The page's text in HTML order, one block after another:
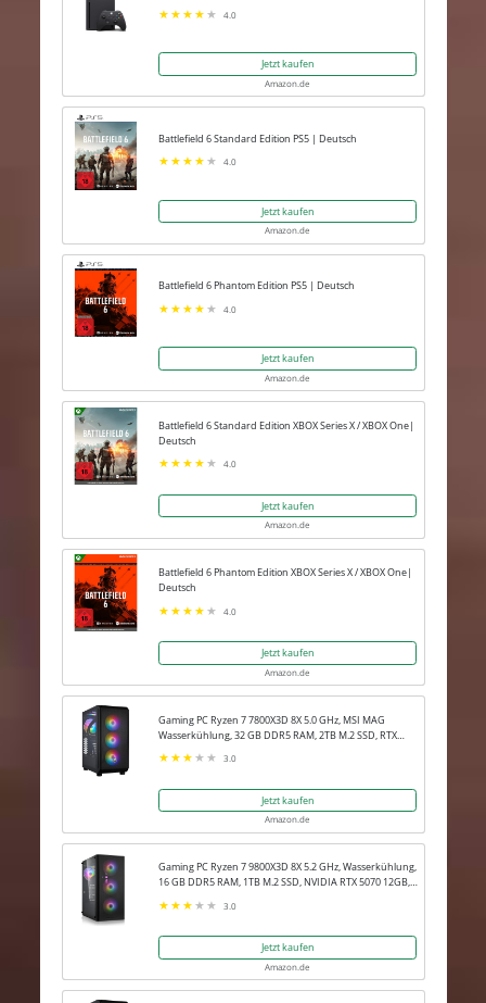
4.0
Jetzt kaufen
Amazon.de
Battlefield 6 Standard Edition PS5 | Deutsch
4.0
Jetzt kaufen
Amazon.de
Battlefield 6 Phantom Edition PS5 | Deutsch
4.0
Jetzt kaufen
Amazon.de
Battlefield 6 Standard Edition XBOX Series X / XBOX One|
Deutsch
4.0
Jetzt kaufen
Amazon.de
Battlefield 6 Phantom Edition XBOX Series X / XBOX One|
Deutsch
4.0
Jetzt kaufen
Amazon.de
Gaming PC Ryzen 7 7800X3D 8X 5.0 GHz, MSI MAG
Wasserkühlung, 32 GB DDR5 RAM, 2TB M.2 SSD, RTX
5080 16GB, Win 11 Pro
3.0
Jetzt kaufen
Amazon.de
Gaming PC Ryzen 7 9800X3D 8X 5.2 GHz, Wasserkühlung,
16 GB DDR5 RAM, 1TB M.2 SSD, NVIDIA RTX 5070 12GB,
3.0
Jetzt kaufen
Amazon.de